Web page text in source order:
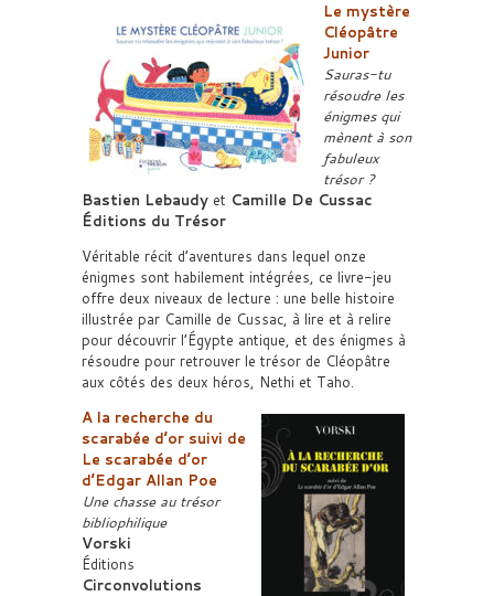
Le mystère
Cléopâtre
Junior
Sauras-tu
résoudre les
énigmes qui
mènent à son
fabuleux
trésor ?
Bastien Lebaudy et Camille De Cussac
Éditions du Trésor
Véritable récit d’aventures dans lequel onze
énigmes sont habilement intégrées, ce livre-jeu
offre deux niveaux de lecture : une belle histoire
illustrée par Camille de Cussac, à lire et à relire
pour découvrir l’Égypte antique, et des énigmes à
résoudre pour retrouver le trésor de Cléopâtre
aux côtés des deux héros, Nethi et Taho.
A la recherche du
scarabée d’or suivi de
Le scarabée d’or
d’Edgar Allan Poe
Une chasse au trésor
bibliophilique
Vorski
Éditions
Circonvolutions